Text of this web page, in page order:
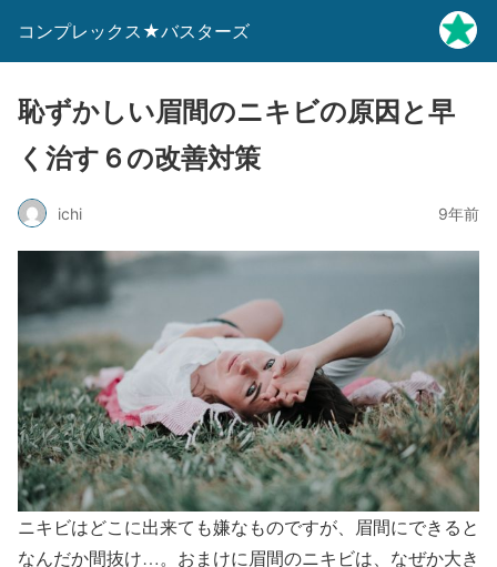
コンプレックス★バスターズ
恥ずかしい眉間のニキビの原因と早
く治す６の改善対策
ichi 9年前
ニキビはどこに出来ても嫌なものですが、眉間にできると
なんだか間抜け…。おまけに眉間のニキビは、なぜか大き